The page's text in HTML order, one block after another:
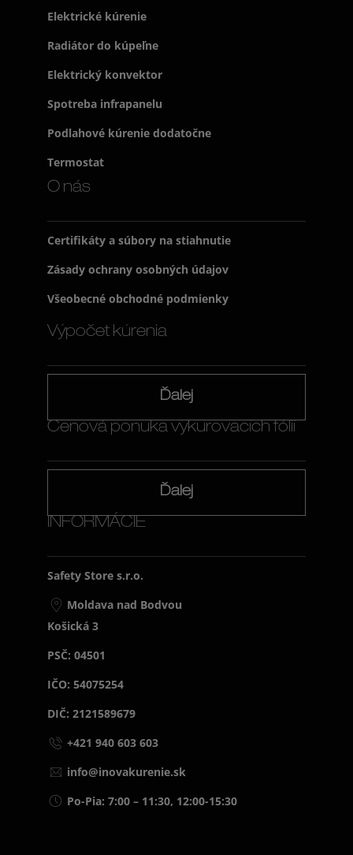
Elektrické kúrenie
Radiátor do kúpeľne
Elektrický konvektor
Spotreba infrapanelu
Podlahové kúrenie dodatočne
Termostat
O nás
Certifikáty a súbory na stiahnutie
Zásady ochrany osobných údajov
Všeobecné obchodné podmienky
Výpočet kúrenia
Ďalej
Cenová ponuka vykurovacích fólií
Ďalej
INFORMÁCIE
Safety Store s.r.o.
Moldava nad Bodvou
Košická 3
PSČ: 04501
IČO: 54075254
DIČ: 2121589679
+421 940 603 603
info@inovakurenie.sk
Po-Pia: 7:00 – 11:30, 12:00-15:30